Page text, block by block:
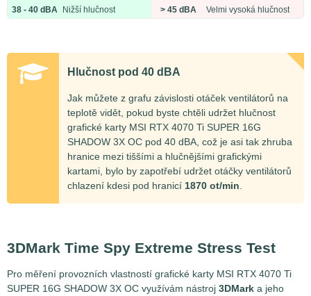
38 - 40 dBA
Nižší hlučnost > 45 dBA Velmi vysoká hlučnost
Hlučnost pod 40 dBA
Jak můžete z grafu závislosti otáček ventilátorů na
teplotě vidět, pokud byste chtěli udržet hlučnost
grafické karty MSI RTX 4070 Ti SUPER 16G
SHADOW 3X OC pod 40 dBA, což je asi tak zhruba
hranice mezi tiššími a hlučnějšími grafickými
kartami, bylo by zapotřebí udržet otáčky ventilátorů
chlazení kdesi pod hranicí 1870 ot/min
3DMark Time Spy Extreme Stress Test
Pro měření provozních vlastností grafické karty MSI RTX 4070 Ti
SUPER 16G SHADOW 3X OC využívám nástroj 3DMark a jeho